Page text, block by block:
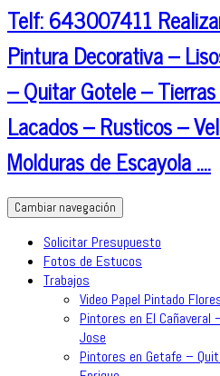
Telf: 643007411
Pintura Decorativa –
– Quitar Gotele –
Lacados – Rusticos –
Molduras de Escayola ….
Cambiar navegación
Solicitar Presupuesto
Fotos de Estucos
Trabajos
Video Papel Pintado
Pintores en El Cañaveral
Jose
Pintores en Getafe –